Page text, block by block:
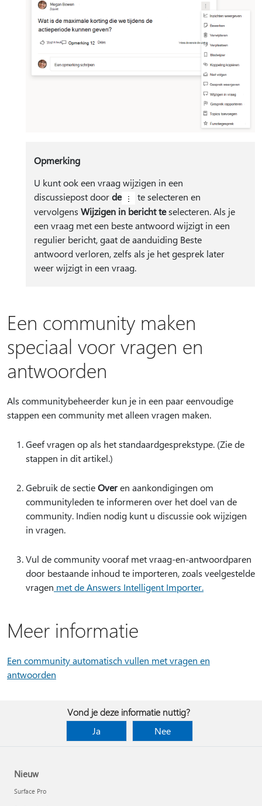
Opmerking
U kunt ook een vraag wijzigen in een
discussiepost doorde
te selecteren en
vervolgens Wijzigen in bericht teselecteren. Als je
een vraag met een beste antwoord wijzigt in een
regulier bericht, gaat de aanduiding Beste
antwoord verloren, zelfs als je het gesprek later
weer wijzigt in een vraag.
Een community maken
speciaal voor vragen en
antwoorden
Als communitybeheerder kun je in een paar eenvoudige
stappen een community met alleen vragen maken.
Geef vragen op als het standaardgesprekstype. (Zie de
stappen in dit artikel.)
Gebruik de sectieOveren aankondigingen om
communityleden te informeren over het doel van de
community. Indien nodig kunt u discussie ook wijzigen
in vragen.
Vul de community vooraf met vraag-en-antwoordparen
door bestaande inhoud te importeren, zoals veelgestelde
vragen met de Answers Intelligent Importer.
Meer informatie
Een community automatisch vullen met vragen en
antwoorden
Vond je deze informatie nuttig?
Ja
Nee
Nieuw
Surface Pro